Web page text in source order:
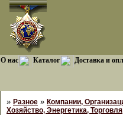
О нас Каталог Доставка и
» Разное » Компании,
Хозяйство, Энергетика,